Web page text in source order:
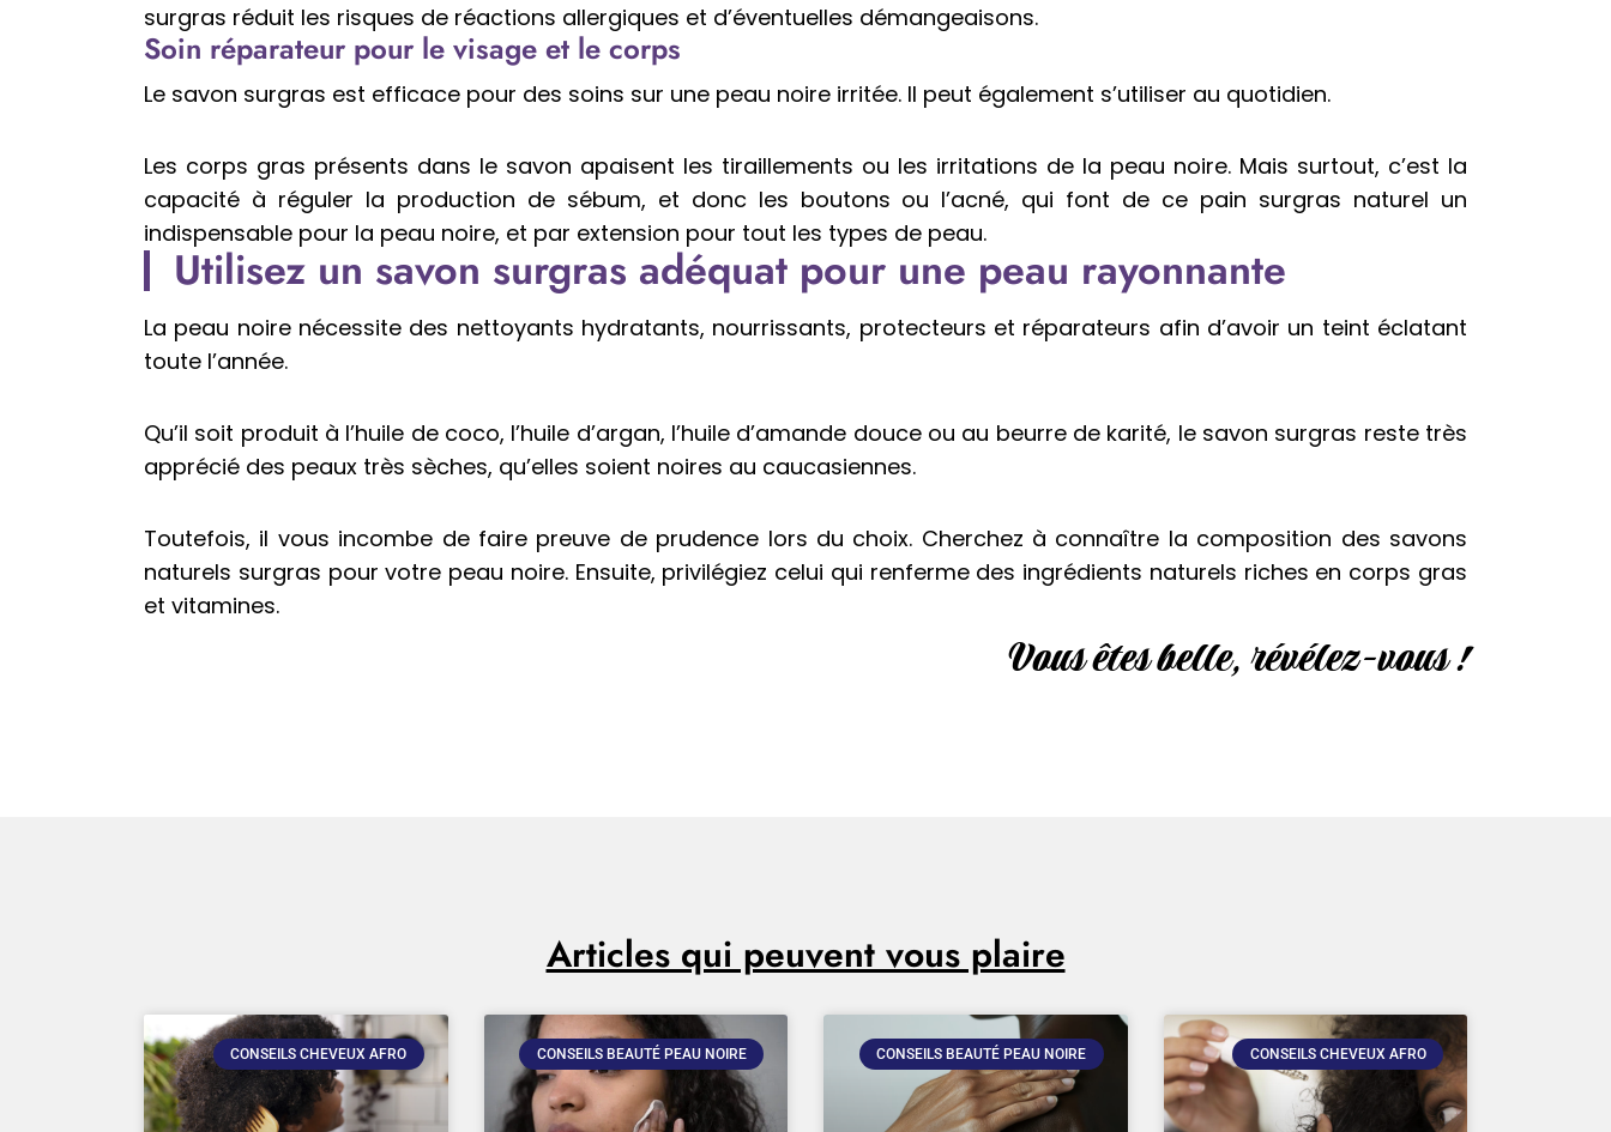
surgras réduit les risques de réactions allergiques et d’éventuelles démangeaisons.
Soin réparateur pour le visage et le corps
Le savon surgras est efficace pour des soins sur une peau noire irritée. Il peut également s’utiliser au quotidien.
Les corps gras présents dans le savon apaisent les tiraillements ou les irritations de la peau noire. Mais surtout, c’est la
capacité à réguler la production de sébum, et donc les boutons ou l’acné, qui font de ce pain surgras naturel un
indispensable pour la peau noire, et par extension pour tout les types de peau.
Utilisez un savon surgras adéquat pour une peau rayonnante
La peau noire nécessite des nettoyants hydratants, nourrissants, protecteurs et réparateurs afin d’avoir un teint éclatant
toute l’année.
Qu’il soit produit à l’huile de coco, l’huile d’argan, l’huile d’amande douce ou au beurre de karité, le savon surgras reste très
apprécié des peaux très sèches, qu’elles soient noires au caucasiennes.
Toutefois, il vous incombe de faire preuve de prudence lors du choix. Cherchez à connaître la composition des savons
naturels surgras pour votre peau noire. Ensuite, privilégiez celui qui renferme des ingrédients naturels riches en corps gras
et vitamines.
Vous êtes belle, révélez-vous !
Articles qui peuvent vous plaire
CONSEILS CHEVEUX AFRO CONSEILS BEAUTÉ PEAU NOIRE CONSEILS BEAUTÉ PEAU NOIRE CONSEILS CHEVEUX AFRO